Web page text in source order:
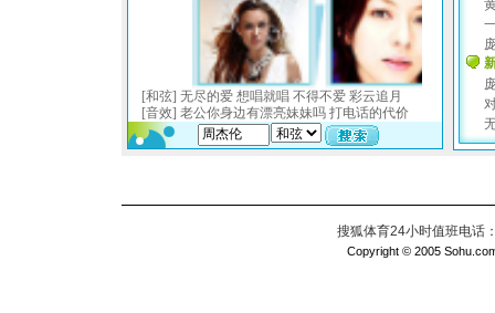
搜狐体育24小时值班电话
Copyright © 2005